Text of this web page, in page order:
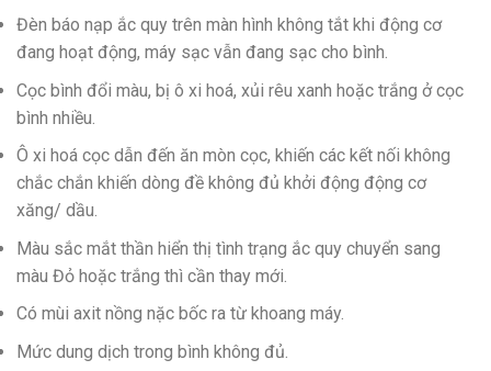
Đèn báo nạp ắc quy trên màn hình không tắt khi động cơ
đang hoạt động, máy sạc vẫn đang sạc cho bình.
Cọc bình đổi màu, bị ô xi hoá, xủi rêu xanh hoặc trắng ở cọc
bình nhiều.
Ô xi hoá cọc dẫn đến ăn mòn cọc, khiến các kết nối không
chắc chắn khiến dòng đề không đủ khởi động động cơ
xăng/ dầu.
Màu sắc mắt thần hiển thị tình trạng ắc quy chuyển sang
màu Đỏ hoặc trắng thì cần thay mới.
Có mùi axit nồng nặc bốc ra từ khoang máy.
Mức dung dịch trong bình không đủ.